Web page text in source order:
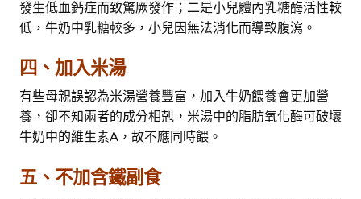
發生低血鈣症而致驚厥發作；二是小兒體內乳糖酶活性較
低，牛奶中乳糖較多，小兒因無法消化而導致腹瀉。
四、加入米湯
有些母親誤認為米湯營養豐富，加入牛奶餵養會更加營
養，卻不知兩者的成分相剋，米湯中的脂肪氧化酶可破壞
牛奶中的維生素A，故不應同時餵。
五、不加含鐵副食